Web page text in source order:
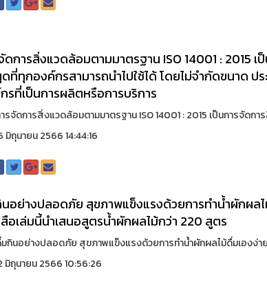
ดการสิ่งแวดล้อมตามมาตรฐาน ISO 14001 : 2015
ที่ทุกองค์กรสามารถนำไปใช้ได้ โดยไม่จำกัดขนาด ป
รที่เป็นการผลิตหรือการบริการ
ดการสิ่งแวดล้อมตามมาตรฐาน ISO 14001 : 2015 เป็นการจัดกา
มิถุนายน 2566 14:44:16
อย่างปลอดภัย สุขภาพแข็งแรงด้วยการทำน้ำผักผล
อเล่มนี้นำเสนอสูตรน้ำผักผลไม้กว่า 220 สูตร
นอย่างปลอดภัย สุขภาพแข็งแรงด้วยการทำน้ำผักผลไม้ดื่มเองง่า
มิถุนายน 2566 10:56:26